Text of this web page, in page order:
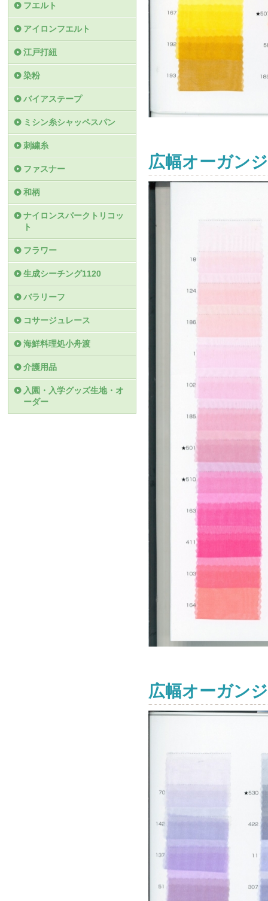
広幅オーガン
広幅オーガン
フエルト
アイロンフエルト
江戸打紐
染粉
バイアステープ
ミシン糸シャッペスパン
刺繍糸
ファスナー
和柄
ナイロンスパークトリコッ
ト
フラワー
生成シーチング1120
バラリーフ
コサージュレース
海鮮料理処小舟渡
介護用品
入園・入学グッズ生地・オ
ーダー